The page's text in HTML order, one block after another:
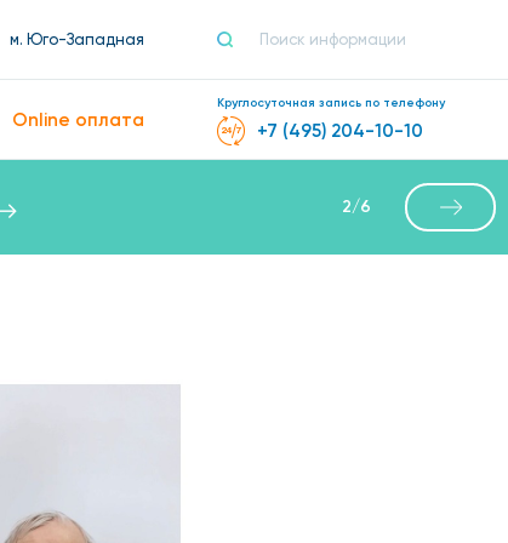
м. Юго-Западная
Online оплата
Круглосуточная запись по телефону
+7 (495) 204-10-10
2/6